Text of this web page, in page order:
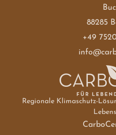
88285
+49
Regionale Klimaschutz-